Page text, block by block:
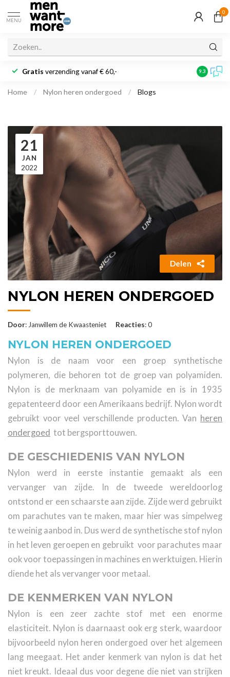
MENU
0
Gratis verzending vanaf € 60,- 9.3
Home / Nylon heren ondergoed / Blogs
21
JAN
2022
Delen
NYLON HEREN ONDERGOED
Door: Janwillem de Kwaasteniet Reacties: 0
NYLON HEREN ONDERGOED
Nylon is de naam voor een groep synthetische
polymeren, die behoren tot de groep van polyamiden.
Nylon is de merknaam van polyamide en is in 1935
gepatenteerd door een Amerikaans bedrijf. Nylon wordt
gebruikt voor veel verschillende producten. Van heren
ondergoed tot bergsporttouwen.
DE GESCHIEDENIS VAN NYLON
Nylon werd in eerste instantie gemaakt als een
vervanger van zijde. In de tweede wereldoorlog
ontstond er een schaarste aan zijde. Zijde werd gebruikt
om parachutes van te maken, maar hier was simpelweg
te weinig aanbod in. Dus werd de synthetische stof nylon
in het leven geroepen en gebruikt voor parachutes maar
ook voor toepassingen in machines en werktuigen. Hierin
diende het als vervanger voor metaal.
DE KENMERKEN VAN NYLON
Nylon is een zeer zachte stof met een enorme
elasticiteit. Nylon is daarnaast ook erg sterk, waardoor
bijvoorbeeld nylon heren ondergoed over het algemeen
lang meegaat. Het ander kenmerk van nylon is dat het
niet kreukt. Ideaal dus voor degene die niet van strijken